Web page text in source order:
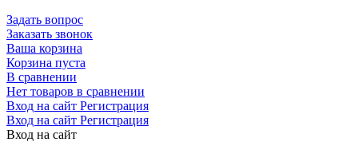
Задать вопрос
Заказать звонок
Ваша корзина
Корзина пуста
В сравнении
Нет товаров в сравнении
Вход на сайт Регистрация
Вход на сайт Регистрация
Вход на сайт